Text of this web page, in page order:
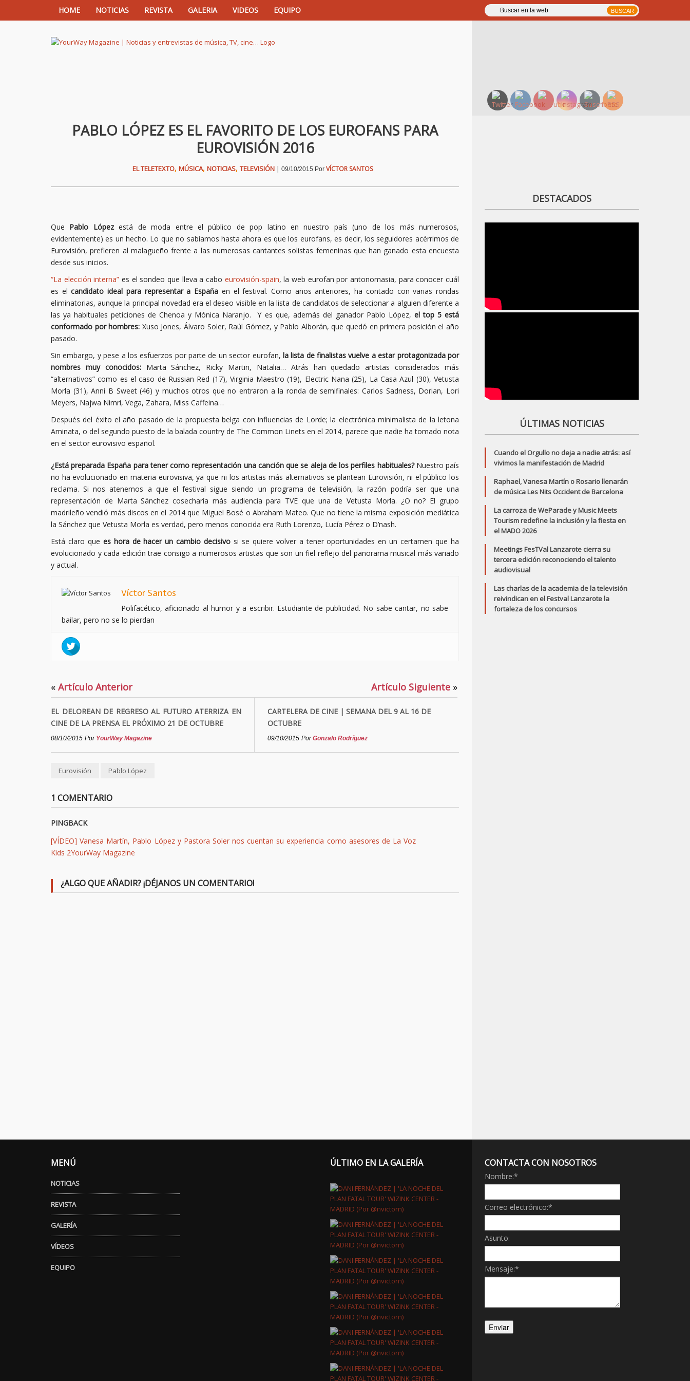
HOME NOTICIAS REVISTA GALERIA VIDEOS EQUIPO
PABLO LÓPEZ ES EL FAVORITO DE LOS EUROFANS PARA
EUROVISIÓN 2016
EL TELETEXTO, MÚSICA, NOTICIAS, TELEVISIÓN| 09/10/2015 Por VÍCTOR SANTOS
Que Pablo Lópezestá de moda entre el público de pop latino en nuestro país (uno de los más numerosos,
evidentemente) es un hecho. Lo que no sabíamos hasta ahora es que los eurofans, es decir, los seguidores acérrimos de
Eurovisión, prefieren al malagueño frente a las numerosas cantantes solistas femeninas que han ganado esta encuesta
desde sus inicios.
“La elección interna” es el sondeo que lleva a cabo eurovisión-spain, la web eurofan por antonomasia, para conocer cuál
es elcandidato ideal para representar a España en el festival. Como años anteriores, ha contado con varias rondas
eliminatorias, aunque la principal novedad era el deseo visible en la lista de candidatos de seleccionar a alguien diferente a
las ya habituales peticiones de Chenoa y Mónica Naranjo. Y es que, además del ganador Pablo López, el top 5 está
conformado por hombres: Xuso Jones, Álvaro Soler, Raúl Gómez, y Pablo Alborán, que quedó en primera posición el año
pasado.
Sin embargo, y pese a los esfuerzos por parte de un sector eurofan, la lista de finalistas vuelve a estar protagonizada por
nombres muy conocidos:Marta Sánchez, Ricky Martin, Natalia… Atrás han quedado artistas considerados más
“alternativos” como es el caso de Russian Red (17), Virginia Maestro (19), Electric Nana (25), La Casa Azul (30), Vetusta
Morla (31), Anni B Sweet (46) y muchos otros que no entraron a la ronda de semifinales: Carlos Sadness, Dorian, Lori
Meyers, Najwa Nimri, Vega, Zahara, Miss Caffeina…
Después del éxito el año pasado de la propuesta belga con influencias de Lorde; la electrónica minimalista de la letona
Aminata, o del segundo puesto de la balada country de The Common Linets en el 2014, parece que nadie ha tomado nota
en el sector eurovisivo español.
¿Está preparada España para tener como representación una canción que se aleja de los perfiles habituales?Nuestro país
no ha evolucionado en materia eurovisiva, ya que ni los artistas más alternativos se plantean Eurovisión, ni el público los
reclama. Si nos atenemos a que el festival sigue siendo un programa de televisión, la razón podría ser que una
representación de Marta Sánchez cosecharía más audiencia para TVE que una de Vetusta Morla. ¿O no? El grupo
madrileño vendió más discos en el 2014 que Miguel Bosé o Abraham Mateo. Que no tiene la misma exposición mediática
la Sánchez que Vetusta Morla es verdad, pero menos conocida era Ruth Lorenzo, Lucía Pérez o D’nash.
Está claro que es hora de hacer un cambio decisivo si se quiere volver a tener oportunidades en un certamen que ha
evolucionado y cada edición trae consigo a numerosos artistas que son un fiel reflejo del panorama musical más variado
y actual.
Víctor Santos
Polifacético, aficionado al humor y a escribir. Estudiante de publicidad. No sabe cantar, no sabe
bailar, pero no se lo pierdan
« Artículo Anterior
EL DELOREAN DE REGRESO AL FUTURO ATERRIZA EN
CINE DE LA PRENSA EL PRÓXIMO 21 DE OCTUBRE
08/10/2015 Por YourWay Magazine
Artículo Siguiente »
CARTELERA DE CINE | SEMANA DEL 9 AL 16 DE
OCTUBRE
09/10/2015 PorGonzalo Rodríguez
Eurovisión Pablo López
1 COMENTARIO
PINGBACK
[VÍDEO] Vanesa Martín, Pablo López y Pastora Soler nos cuentan su experiencia como asesores de La Voz
Kids 2YourWay Magazine
¿ALGO QUE AÑADIR? ¡DÉJANOS UN COMENTARIO!
DESTACADOS
ÚLTIMAS NOTICIAS
Cuando el Orgullo no deja a nadie atrás: así
vivimos la manifestación de Madrid
Raphael, Vanesa Martín o Rosario llenarán
de música Les Nits Occident de Barcelona
La carroza de WeParade y Music Meets
Tourism redefine la inclusión y la fiesta en
el MADO 2026
Meetings FesTVal Lanzarote cierra su
tercera edición reconociendo el talento
audiovisual
Las charlas de la academia de la televisión
reivindican en el Festval Lanzarote la
fortaleza de los concursos
MENÚ
NOTICIAS
REVISTA
GALERÍA
VÍDEOS
EQUIPO
ÚLTIMO EN LA GALERÍA CONTACTA CON NOSOTROS
Nombre:*
Correo electrónico:*
Asunto:
Mensaje:*